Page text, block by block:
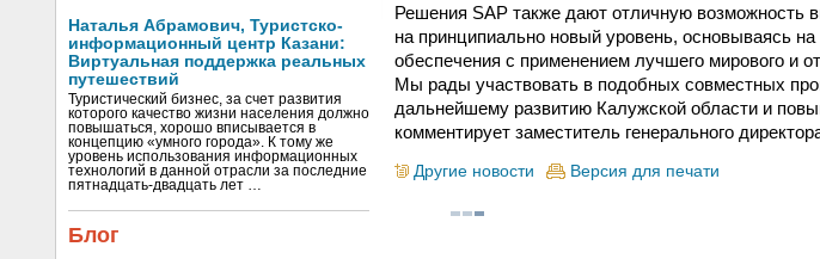
Наталья Абрамович, Туристско-
информационный центр Казани:
Виртуальная поддержка реальных
путешествий
Туристический бизнес, за счет развития
которого качество жизни населения должно
повышаться, хорошо вписывается в
концепцию «умного города». К тому же
уровень использования информационных
технологий в данной отрасли за последние
пятнадцать-двадцать лет …
Блог
Решения SAP также дают отличную возможность
на принципиально новый уровень, основываясь
обеспечения с применением лучшего мирового и
Мы рады участвовать в подобных совместных
дальнейшему развитию Калужской области и
комментирует заместитель генерального
Другие новости Версия для печати